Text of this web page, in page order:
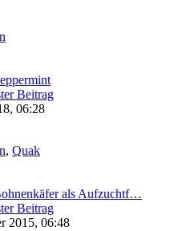
Beitrag
06:28
, Quak
als Aufzuchtf…
Beitrag
2015, 06:48